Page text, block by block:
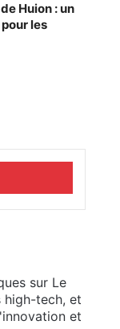
Huion : un
les
Pinterest
sur Le
high-tech, et
et